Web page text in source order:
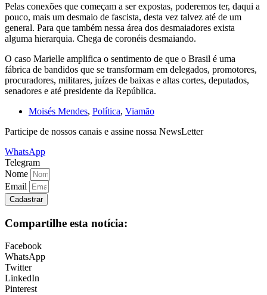
Pelas conexões que começam a ser expostas, poderemos ter, daqui a
pouco, mais um desmaio de fascista, desta vez talvez até de um
general. Para que também nessa área dos desmaiadores exista
alguma hierarquia. Chega de coronéis desmaiando.
O caso Marielle amplifica o sentimento de que o Brasil é uma
fábrica de bandidos que se transformam em delegados, promotores,
procuradores, militares, juízes de baixas e altas cortes, deputados,
senadores e até presidente da República.
Moisés Mendes, Política, Viamão
Participe de nossos canais e assine nossa NewsLetter
WhatsApp
Telegram
Nome
Email
Cadastrar
Compartilhe esta notícia:
Facebook
WhatsApp
Twitter
LinkedIn
Pinterest